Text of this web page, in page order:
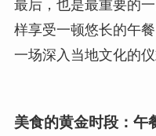
最后，也是最重要的
样享受一顿悠长的午
一场深入当地文化的仪
美食的黄金时段：午